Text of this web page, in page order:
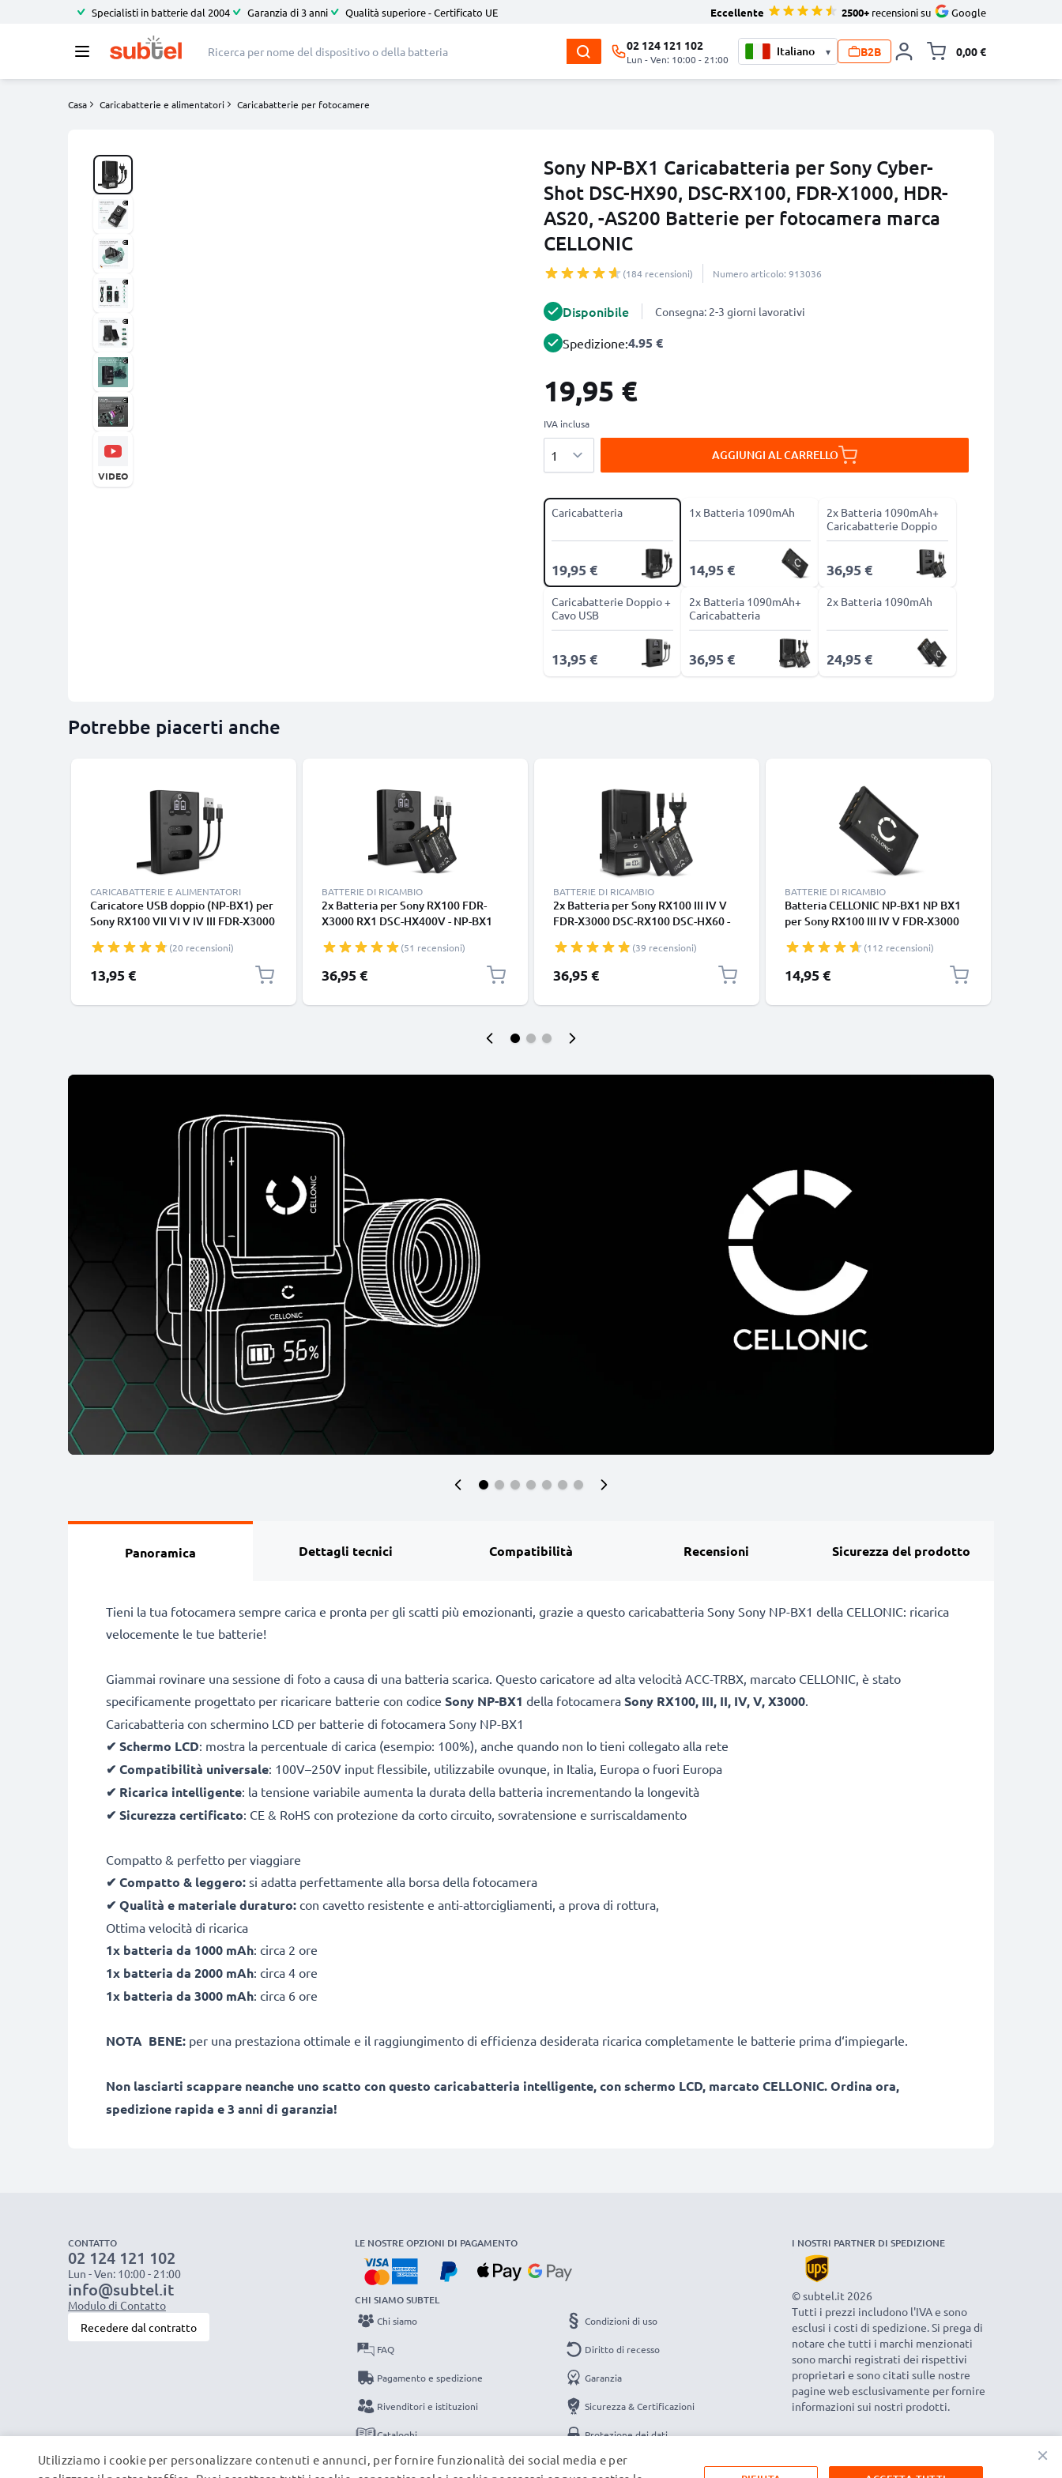
Specialisti in batterie dal 2004 Garanzia di 3 anni Qualità superiore - Certificato UE Eccellente 2500+ recensioni su Google
02 124 121 102
Lun - Ven: 10:00 - 21:00
▾ B2B 0,00 €
Casa Caricabatterie e alimentatori Caricabatterie per fotocamere
Sony NP-BX1 Caricabatteria per Sony Cyber-
Shot DSC-HX90, DSC-RX100, FDR-X1000, HDR-
AS20, -AS200 Batterie per fotocamera marca
CELLONIC
(184 recensioni) Numero articolo: 913036
VIDEO
Disponibile Consegna: 2-3 giorni lavorativi
Spedizione:4.95 €
19,95 €
IVA inclusa
AGGIUNGI AL CARRELLO
Caricabatteria
19,95 €
1x Batteria 1090mAh
14,95 €
2x Batteria 1090mAh+
Caricabatterie Doppio
36,95 €
Caricabatterie Doppio +
Cavo USB
13,95 €
2x Batteria 1090mAh+
Caricabatteria
36,95 €
2x Batteria 1090mAh
24,95 €
Potrebbe piacerti anche
CARICABATTERIE E ALIMENTATORI
Caricatore USB doppio (NP-BX1) per
Sony RX100 VII VI V IV III FDR-X3000
HDR-CX405 DSC-RX100 + 1m + Cavo
USB di CELLONIC
(20 recensioni)
13,95 €
BATTERIE DI RICAMBIO
2x Batteria per Sony RX100 FDR-
X3000 RX1 DSC-HX400V - NP-BX1
doppio ACC-TRBX Ricambio
sostituzione scorta
(51 recensioni)
36,95 €
BATTERIE DI RICAMBIO
2x Batteria per Sony RX100 III IV V
FDR-X3000 DSC-RX100 DSC-HX60 -
WX50 - ACC-TRBX 1090mAh +
Caricabatteria NP-BX1 di Ricambio
sostituzione scorta
(39 recensioni)
36,95 €
BATTERIE DI RICAMBIO
Batteria CELLONIC NP-BX1 NP BX1
per Sony RX100 III IV V FDR-X3000
HX350 HX90V HX80 DSC-H400 DSC-
WX500 -WX350 HDR-CX405 -CX240
HDR-AS50 -AS300 Affidabile
(112 recensioni)
14,95 €
Panoramica Dettagli tecnici Compatibilità Recensioni Sicurezza del prodotto
Tieni la tua fotocamera sempre carica e pronta per gli scatti più emozionanti, grazie a questo caricabatteria Sony Sony NP-BX1 della CELLONIC: ricarica
velocemente le tue batterie!
Giammai rovinare una sessione di foto a causa di una batteria scarica. Questo caricatore ad alta velocità ACC-TRBX, marcato CELLONIC, è stato
specificamente progettato per ricaricare batterie con codice Sony NP-BX1 della fotocamera Sony RX100, III, II, IV, V, X3000
Caricabatteria con schermino LCD per batterie di fotocamera Sony NP-BX1
✔ Schermo LCD: mostra la percentuale di carica (esempio: 100%), anche quando non lo tieni collegato alla rete
✔ Compatibilità universale: 100V–250V input flessibile, utilizzabile ovunque, in Italia, Europa o fuori Europa
✔ Ricarica intelligente: la tensione variabile aumenta la durata della batteria incrementando la longevità
✔ Sicurezza certificato: CE & RoHS con protezione da corto circuito, sovratensione e surriscaldamento
Compatto & perfetto per viaggiare
✔ Compatto & leggero: si adatta perfettamente alla borsa della fotocamera
✔ Qualità e materiale duraturo: con cavetto resistente e anti-attorcigliamenti, a prova di rottura,
Ottima velocità di ricarica
1x batteria da 1000 mAh: circa 2 ore
1x batteria da 2000 mAh: circa 4 ore
1x batteria da 3000 mAh: circa 6 ore
NOTA BENE: per una prestaziona ottimale e il raggiungimento di efficienza desiderata ricarica completamente le batterie prima d‘impiegarle.
Non lasciarti scappare neanche uno scatto con questo caricabatteria intelligente, con schermo LCD, marcato CELLONIC. Ordina ora,
spedizione rapida e 3 anni di garanzia!
CONTATTO
02 124 121 102
Lun - Ven: 10:00 - 21:00
info@subtel.it
Modulo di Contatto
Recedere dal contratto
LE NOSTRE OPZIONI DI PAGAMENTO
CHI SIAMO SUBTEL
Chi siamo
FAQ
Pagamento e spedizione
Rivenditori e istituzioni
Cataloghi
Contatti
Condizioni di uso
Diritto di recesso
Garanzia
Sicurezza & Certificazioni
Protezione dei dati
Note legali
I NOSTRI PARTNER DI SPEDIZIONE
© subtel.it 2026
Tutti i prezzi includono l'IVA e sono
esclusi i costi di spedizione. Si prega di
notare che tutti i marchi menzionati
sono marchi registrati dei rispettivi
proprietari e sono citati sulle nostre
pagine web esclusivamente per fornire
informazioni sui nostri prodotti.
×
Utilizziamo i cookie per personalizzare contenuti e annunci, per fornire funzionalità dei social media e per